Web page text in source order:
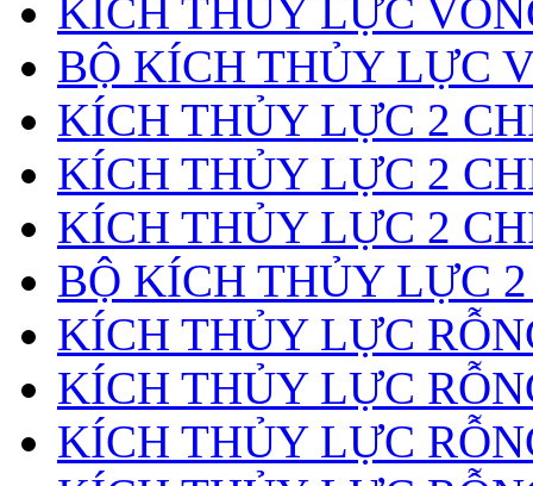
KÍCH THỦY LỰC
BỘ KÍCH THỦY LỰC
KÍCH THỦY LỰC 2
KÍCH THỦY LỰC 2
KÍCH THỦY LỰC 2
BỘ KÍCH THỦY LỰC
KÍCH THỦY LỰC
KÍCH THỦY LỰC
KÍCH THỦY LỰC